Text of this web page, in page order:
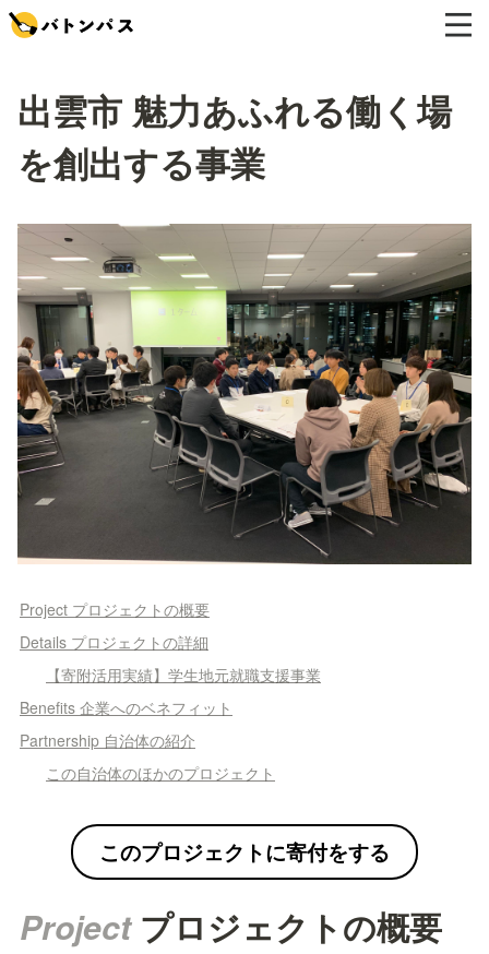
出雲市 魅力あふれる働く場
を創出する事業
Project プロジェクトの概要
Details プロジェクトの詳細
【寄附活用実績】学生地元就職支援事業
Benefits 企業へのベネフィット
Partnership 自治体の紹介
この自治体のほかのプロジェクト
このプロジェクトに寄付をする
Project プロジェクトの概要